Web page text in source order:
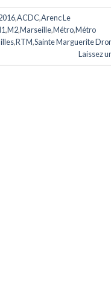
,ACDC,Arenc Le
,M2,Marseille,Métro,Métro
,RTM,Sainte Marguerite
Laissez